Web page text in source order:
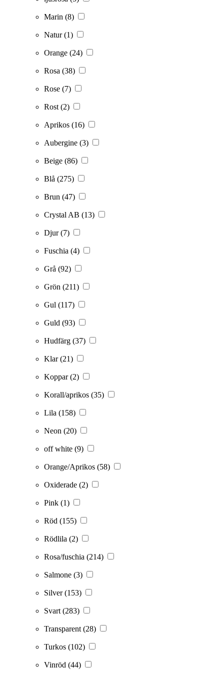
Marin (8)
Natur(1)
Orange (24)
Rosa (38)
Rose (7)
Rost (2)
Aprikos (16)
Aubergine (3)
Beige (86)
Blå (275)
Brun (47)
Crystal AB (13)
Djur(7)
Fuschia (4)
Grå (92)
Grön (211)
Gul (117)
Guld (93)
Hudfärg (37)
Klar(21)
Koppar(2)
Korall/aprikos (35)
Lila (158)
Neon (20)
off white (9)
Orange/Aprikos (58)
Oxiderade (2)
Pink (1)
Röd (155)
Rödlila (2)
Rosa/fuschia (214)
Salmone (3)
Silver(153)
Svart (283)
Transparent (28)
Turkos (102)
Vinröd (44)